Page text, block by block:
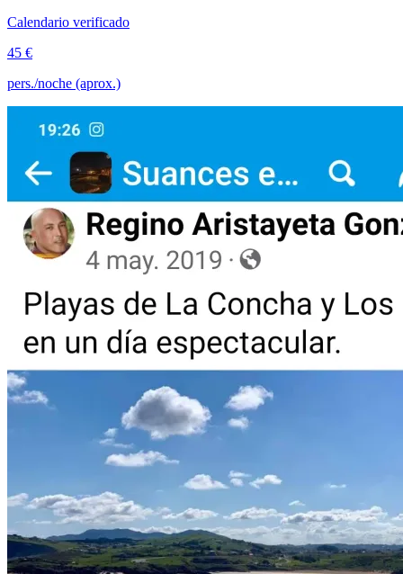
Calendario verificado
45 €
pers./noche (aprox.)